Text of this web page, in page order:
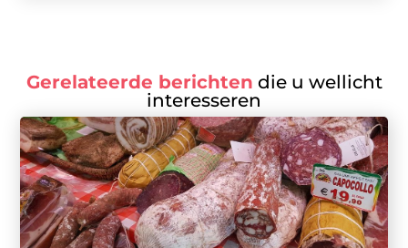
Gerelateerde berichten die u wellicht
interesseren